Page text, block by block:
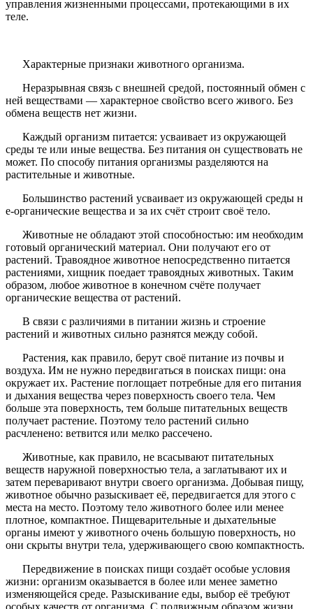
управления жизненными процессами, протекающими в их
теле.
Характерные признаки животного организма.
Неразрывная связь с внешней средой, постоянный обмен с
ней веществами — характерное свойство всего живого. Без
обмена веществ нет жизни.
Каждый организм питается: усваивает из окружающей
среды те или иные вещества. Без питания он существовать не
может. По способу питания организмы разделяются на
растительные и животные.
Большинство растений усваивает из окружающей среды н
е-органические вещества и за их счёт строит своё тело.
Животные не обладают этой способностью: им необходим
готовый органический материал. Они получают его от
растений. Травоядное животное непосредственно питается
растениями, хищник поедает травоядных животных. Таким
образом, любое животное в конечном счёте получает
органические вещества от растений.
В связи с различиями в питании жизнь и строение
растений и животных сильно разнятся между собой.
Растения, как правило, берут своё питание из почвы и
воздуха. Им не нужно передвигаться в поисках пищи: она
окружает их. Растение поглощает потребные для его питания
и дыхания вещества через поверхность своего тела. Чем
больше эта поверхность, тем больше питательных веществ
получает растение. Поэтому тело растений сильно
расчленено: ветвится или мелко рассечено.
Животные, как правило, не всасывают питательных
веществ наружной поверхностью тела, а заглатывают их и
затем переваривают внутри своего организма. Добывая пищу,
животное обычно разыскивает её, передвигается для этого с
места на место. Поэтому тело животного более или менее
плотное, компактное. Пищеварительные и дыхательные
органы имеют у животного очень большую поверхность, но
они скрыты внутри тела, удерживающего свою компактность.
Передвижение в поисках пищи создаёт особые условия
жизни: организм оказывается в более или менее заметно
изменяющейся среде. Разыскивание еды, выбор её требуют